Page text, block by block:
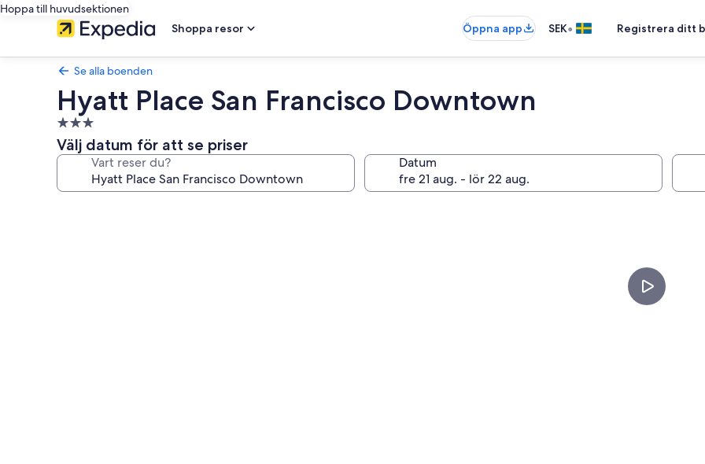
Hoppa till huvudsektionen
Shoppa resor
Öppna app SEK• Registrera ditt
Se alla boenden
Hyatt Place San Francisco Downtown
3.0-
stjärnigt
boende
Välj datum för att se priser
Vart reser du? Datum